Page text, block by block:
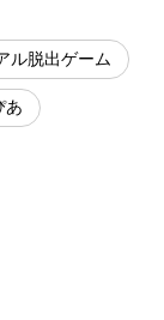
ル脱出ゲーム
あ